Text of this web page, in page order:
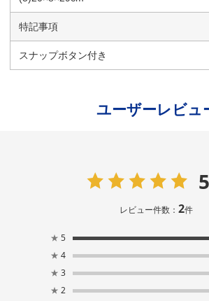
特記事項
スナップボタン付き
ユーザーレビュ
レビュー件数：2件
★ 5
★ 4
★ 3
★ 2